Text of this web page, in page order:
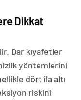
Dikkat
Dar kıyafetler
yöntemlerini
dört ila altı
riskini